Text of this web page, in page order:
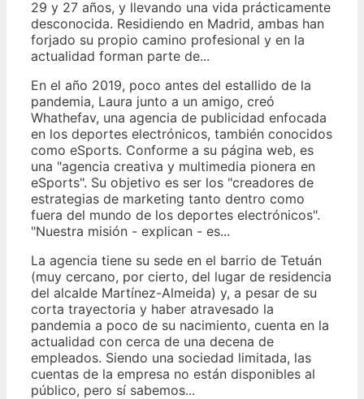
29 y 27 años, y llevando una vida prácticamente
desconocida. Residiendo en Madrid, ambas han
forjado su propio camino profesional y en la
actualidad forman parte de...
En el año 2019, poco antes del estallido de la
pandemia, Laura junto a un amigo, creó
Whathefav, una agencia de publicidad enfocada
en los deportes electrónicos, también conocidos
como eSports. Conforme a su página web, es
una "agencia creativa y multimedia pionera en
eSports". Su objetivo es ser los "creadores de
estrategias de marketing tanto dentro como
fuera del mundo de los deportes electrónicos".
"Nuestra misión - explican - es...
La agencia tiene su sede en el barrio de Tetuán
(muy cercano, por cierto, del lugar de residencia
del alcalde Martínez-Almeida) y, a pesar de su
corta trayectoria y haber atravesado la
pandemia a poco de su nacimiento, cuenta en la
actualidad con cerca de una decena de
empleados. Siendo una sociedad limitada, las
cuentas de la empresa no están disponibles al
público, pero sí sabemos...